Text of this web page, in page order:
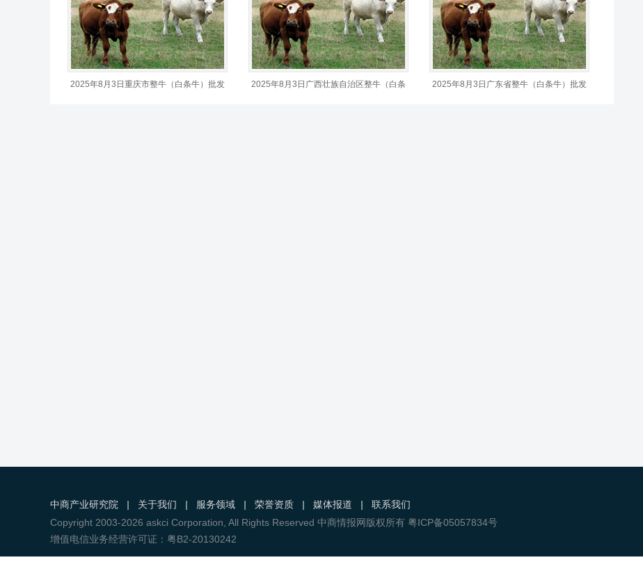
2025年8月3日重庆市整牛（白条牛）批发 2025年8月3日广西壮族自治区整牛（白条 2025年8月3日广东省整牛（白条牛）批发
中商产业研究院 | 关于我们 | 服务领域 | 荣誉资质 | 媒体报道 |
联系我们
Copyright 2003-2026 askci Corporation, All Rights Reserved 中商情报网版权所有 粤ICP备05057834号
增值电信业务经营许可证：粤B2-20130242